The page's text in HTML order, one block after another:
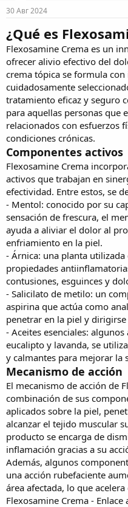
е
м
ы
а
30 Авг 2024
¿Qué es
Flexosamine Crema es un
ofrecer alivio efectivo del
crema tópica se formula
cuidadosamente
tratamiento eficaz y seguro
para aquellas personas que
relacionados con esfuerzos
condiciones crónicas.
Componentes activos
Flexosamine Crema
activos que trabajan en
efectividad. Entre estos, se
- Mentol: conocido por su
sensación de frescura, el
ayuda a aliviar el dolor al
enfriamiento en la piel.
- Árnica: una planta
propiedades
contusiones, esguinces y
- Salicilato de metilo: un
aspirina que actúa como
penetrar en la piel y
- Aceites esenciales:
eucalipto y lavanda, se
y calmantes para mejorar la
Mecanismo de acción
El mecanismo de acción de
combinación de sus
aplicados sobre la piel,
alcanzar el tejido muscular
producto se encarga de
inflamación gracias a su
Además, algunos
una acción rubefaciente
área afectada, lo que
Flexosamine Crema - Enlace